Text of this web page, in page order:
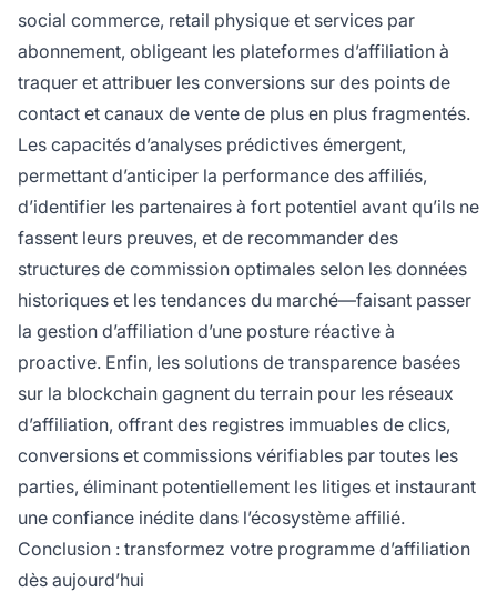
social commerce, retail physique et services par
abonnement, obligeant les plateformes d’affiliation à
traquer et attribuer les conversions sur des points de
contact et canaux de vente de plus en plus fragmentés.
Les capacités d’analyses prédictives émergent,
permettant d’anticiper la performance des affiliés,
d’identifier les partenaires à fort potentiel avant qu’ils ne
fassent leurs preuves, et de recommander des
structures de commission optimales selon les données
historiques et les tendances du marché—faisant passer
la gestion d’affiliation d’une posture réactive à
proactive. Enfin, les solutions de transparence basées
sur la blockchain gagnent du terrain pour les réseaux
d’affiliation, offrant des registres immuables de clics,
conversions et commissions vérifiables par toutes les
parties, éliminant potentiellement les litiges et instaurant
une confiance inédite dans l’écosystème affilié.
Conclusion : transformez votre programme d’affiliation
dès aujourd’hui